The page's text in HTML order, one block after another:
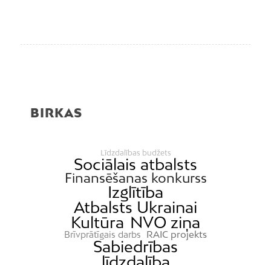
BIRKAS
Līdzdalības budžets
Sociālais atbalsts
Finansēšanas konkurss
Izglītība
Atbalsts Ukrainai
Kultūra NVO ziņa
Brīvprātīgais darbs RAIC projekts
Sabiedrības